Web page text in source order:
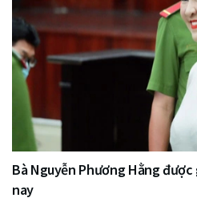
Bà Nguyễn Phương Hằng
nay